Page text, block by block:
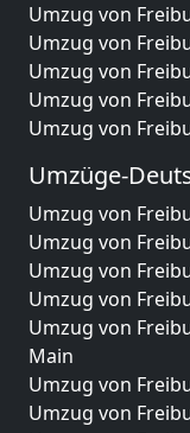
Umzug von
Umzug von
Umzug von
Umzug von
Umzug von
Umzüge-
Umzug von
Umzug von
Umzug von
Umzug von
Umzug von
Main
Umzug von
Umzug von